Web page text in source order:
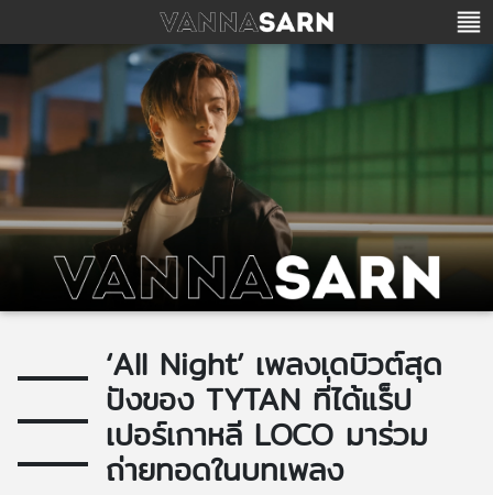
‘All Night’ เพลงเดบิวต์สุด
ปังของ TYTAN ที่ได้แร็ป
เปอร์เกาหลี LOCO มาร่วม
ถ่ายทอดในบทเพลง